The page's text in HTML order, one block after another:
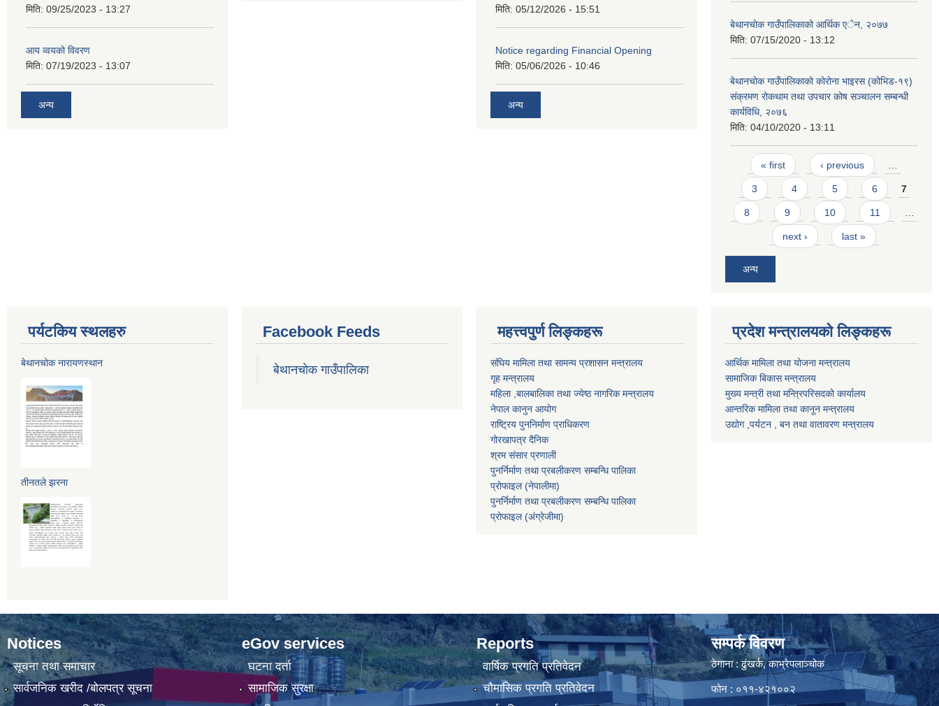
मिति: 09/25/2023 - 13:27
आय व्वयको विवरण
मिति: 07/19/2023 - 13:07
अन्य
मिति: 05/12/2026 - 15:51
Notice regarding Financial Opening
मिति: 05/06/2026 - 10:46
अन्य
बेथानचोक गाउँपालिकाको आर्थिक एेन, २०७७
मिति: 07/15/2020 - 13:12
बेथानचोक गाउँपालिकाको कोरोना भाइरस (कोभिड-१९)
संक्रमण रोकथाम तथा उपचार कोष सञ्चालन सम्बन्धी
कार्यविधि, २०७६
मिति: 04/10/2020 - 13:11
Pages
« first ‹ previous
3 4 5 6 7
8 9 10 11
next › last »
अन्य
पर्यटकिय स्थलहरु
बेथानचोक नारायणस्थान
तीनतले झरना
Facebook Feeds
बेथानचोक गाउँपालिका
महत्त्वपुर्ण लिङ्कहरू
संघिय मामिला तथा सामन्य प्रशासन मन्त्रालय
गृह मन्त्रालय
महिला ,बालबालिका तथा ज्येष्ठ नागरिक मन्त्रालय
नेपाल कानुन आयोग
राष्ट्रिय पुननिर्माण प्राधिकरण
गोरखापत्र दैनिक
श्रम संसार प्रणाली
पुनर्निर्माण तथा प्रबलीकरण सम्बन्धि पालिका
प्राेफाइल (नेपालीमा)
पुनर्निर्माण तथा प्रबलीकरण सम्बन्धि पालिका
प्राेफाइल(अंग्रेजीमा)
प्रदेश मन्त्रालयको लिङ्कहरू
आर्थिक मामिला तथा योजना मन्त्रालय
सामाजिक बिकास मन्त्रालय
मुख्य मन्त्री तथा मन्त्रिपरिसदको कार्यालय
आन्तरिक मामिला तथा कानून मन्त्रालय
उद्योग ,पर्यटन , बन तथा वातावरण मन्त्रालय
Notices
सूचना तथा समाचार
सार्वजनिक खरीद /बोलपत्र सूचना
eGov services
घटना दर्ता
सामाजिक सुरक्षा
Reports
वार्षिक प्रगति प्रतिवेदन
चौमासिक प्रगति प्रतिवेदन
सम्पर्क विवरण
ठेगाना : ढुंखर्क, काभ्रेपलाञ्चोक
फोन : ०११-४२१००२